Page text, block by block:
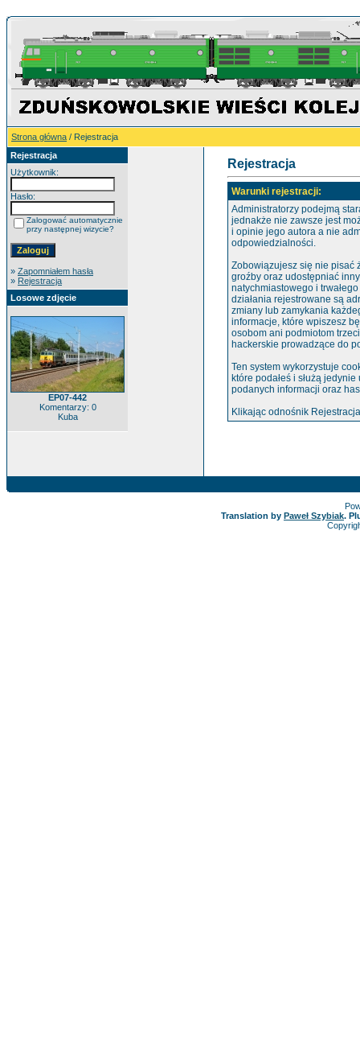
Strona główna / Rejestracja
Rejestracja
Użytkownik:
Hasło:
Zalogować automatycznie
przy następnej wizycie?
» Zapomniałem hasła
» Rejestracja
Losowe zdjęcie
EP07-442
Komentarzy: 0
Kuba
Rejestracja
Warunki rejestracji:
Administratorzy podejmą
jednakże nie zawsze jest
i opinie jego autora a nie
odpowiedzialności.
Zobowiązujesz się nie pisać
groźby oraz udostępniać
natychmiastowego i
działania rejestrowane są
zmiany lub zamykania
informacje, które wpiszesz
osobom ani podmiotom
hackerskie prowadzące do
Ten system wykorzystuje
które podałeś i służą
podanych informacji oraz
Klikając odnośnik
Translation by Paweł Szybiak.